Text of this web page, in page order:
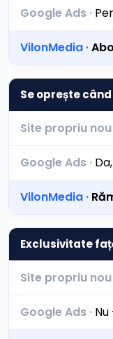
Se oprește
Exclusivitate